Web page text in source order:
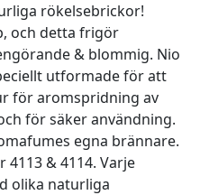
rökelsebrickor!
och detta frigör
& blommig. Nio
utformade för att
för aromspridning av
för säker användning.
egna brännare.
& 4114. Varje
olika naturliga